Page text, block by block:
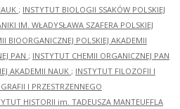
; INSTYTUT BIOLOGII SSAKÓW POLSKIEJ
IM. WŁADYSŁAWA SZAFERA POLSKIEJ
BIOORGANICZNEJ POLSKIEJ AKADEMII
PAN ; INSTYTUT CHEMII ORGANICZNEJ PAN
AKADEMII NAUK ; INSTYTUT FILOZOFII I
I PRZESTRZENNEGO
HISTORII im. TADEUSZA MANTEUFFLA